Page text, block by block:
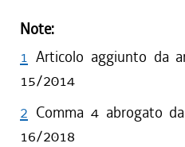
Note:
1 Articolo aggiunto da
15/2014
2 Comma 4 abrogato
16/2018